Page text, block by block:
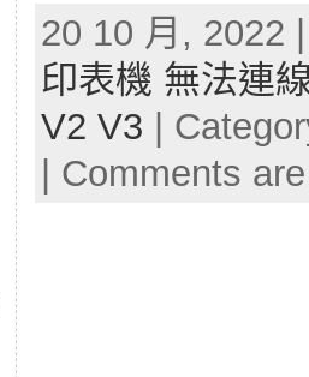
20 10 月, 2022
印表機 無法連
V2 V3 |
Comments